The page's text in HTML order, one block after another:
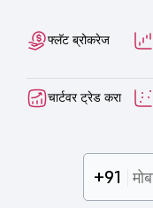
फ्लॅट ब्रोकरेज
चार्टवर ट्रेड करा
+91